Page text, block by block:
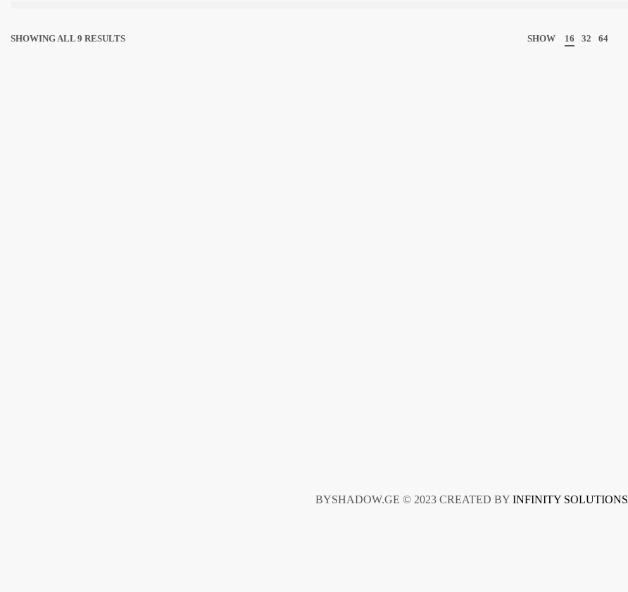
SHOWING ALL 9 RESULTS SHOW 16 32 64
BYSHADOW.GE © 2023 CREATED BY INFINITY SOLUTIONS